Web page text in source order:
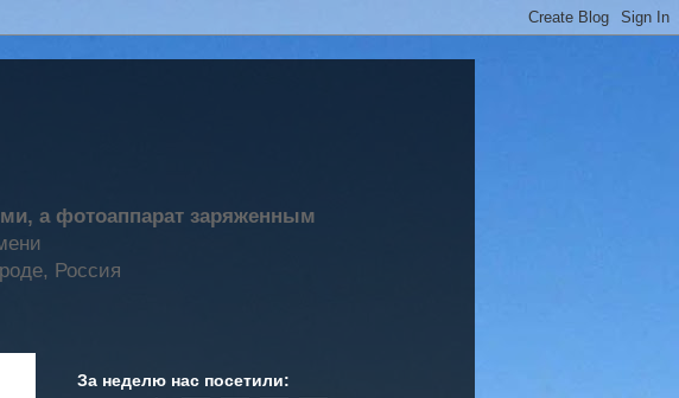
а фотоаппарат заряженным
Россия
За неделю нас посетили: